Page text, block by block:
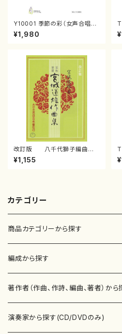
Y10001 季節の彩（女声合唱、
ピアノ/山岸徹/楽譜）
¥1,980
改訂版 八千代獅子編曲
（編曲八千代獅子）(/宮城道
雄/楽譜）
¥1,155
カテゴリー
商品カテゴリーから探す
楽譜
書籍
書籍
CD・DVD
編成から探す
邦楽器
箏・琴（ソロ）
合唱
著作者（作曲、作詩、編曲、著者）から
あ行
演奏家から探す(CD/DVDのみ)